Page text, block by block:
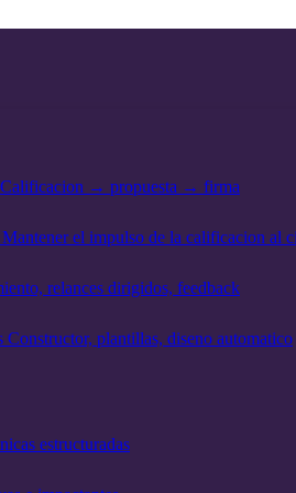
Calificacion → propuesta → firma
Mantener el impulso de la calificacion al
relances dirigidos, feedback
Constructor, plantillas, diseno automatico
estructuradas